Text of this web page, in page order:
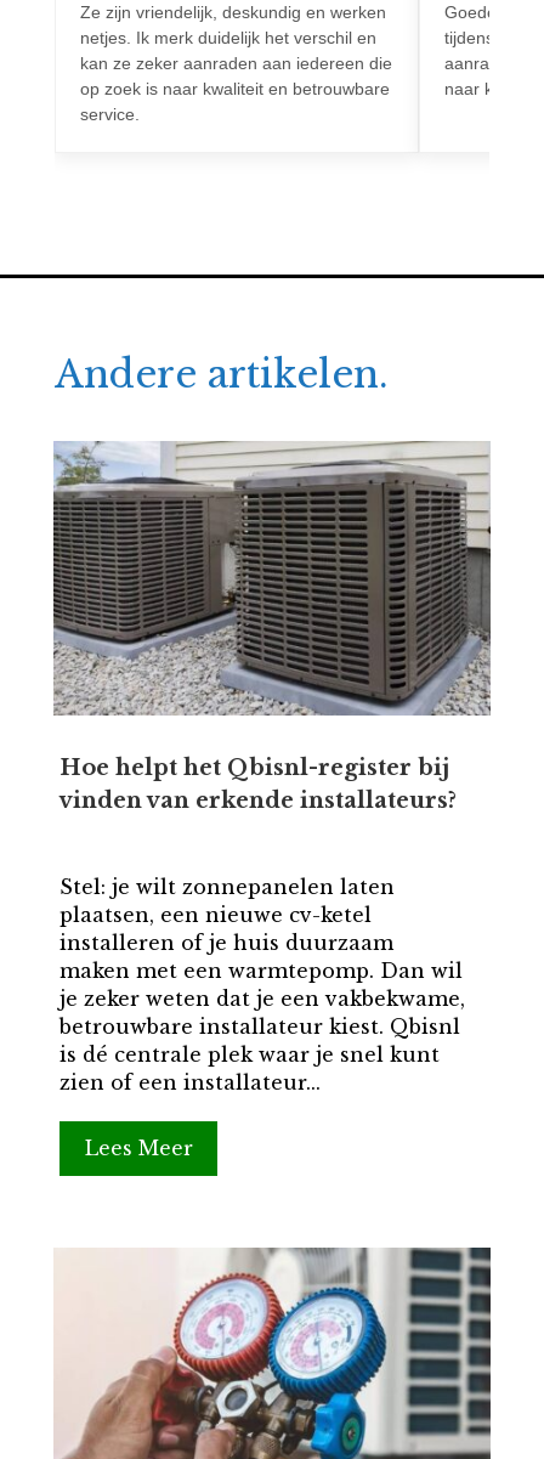
Ze zijn vriendelijk, deskundig en werken
netjes. Ik merk duidelijk het verschil en
kan ze zeker aanraden aan iedereen die
op zoek is naar kwaliteit en betrouwbare
service.
Goede
tijdens het
aanrader
naar
Andere artikelen.
Hoe helpt het Qbisnl-register bij
vinden van erkende installateurs?
Stel: je wilt zonnepanelen laten
plaatsen, een nieuwe cv-ketel
installeren of je huis duurzaam
maken met een warmtepomp. Dan wil
je zeker weten dat je een vakbekwame,
betrouwbare installateur kiest. Qbisnl
is dé centrale plek waar je snel kunt
zien of een installateur...
Lees Meer